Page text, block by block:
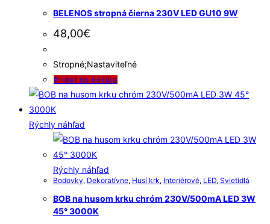
BELENOS stropná čierna 230V LED GU10 9W
48,00€
Stropné;Nastaviteľné
Pridať do košíka
Rýchly náhľad
Rýchly náhľad
Bodovky, Dekoratívne, Husí krk, Interiérové, LED, Svietidlá
BOB na husom krku chróm 230V/500mA LED 3W
45° 3000K